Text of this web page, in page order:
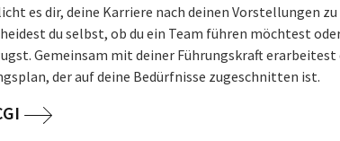
es dir, deine Karriere nach deinen Vorstellungen zu
du selbst, ob du ein Team führen möchtest
Gemeinsam mit deiner Führungskraft erarbeitest
der auf deine Bedürfnisse zugeschnitten ist.